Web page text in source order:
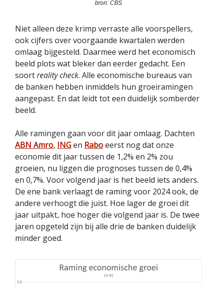
bron: CBS
Niet alleen deze krimp verraste alle voorspellers,
ook cijfers over voorgaande kwartalen werden
omlaag bijgesteld. Daarmee werd het economisch
beeld plots wat bleker dan eerder gedacht. Een
soortreality check. Alle economische bureaus van
de banken hebben inmiddels hun groeiramingen
aangepast. En dat leidt tot een duidelijk somberder
beeld.
Alle ramingen gaan voor dit jaar omlaag. Dachten
ABN Amro, INGen Raboeerst nog dat onze
economie dit jaar tussen de 1,2% en 2% zou
groeien, nu liggen die prognoses tussen de 0,4%
en 0,7%. Voor volgend jaar is het beeld iets anders.
De ene bank verlaagt de raming voor 2024 ook, de
andere verhoogt die juist. Hoe lager de groei dit
jaar uitpakt, hoe hoger die volgend jaar is. De twee
jaren opgeteld zijn bij alle drie de banken duidelijk
minder goed.